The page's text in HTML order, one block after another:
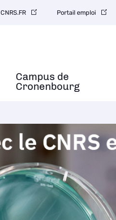
Campus de
Cronenbourg
CNRS.FR Portail emploi